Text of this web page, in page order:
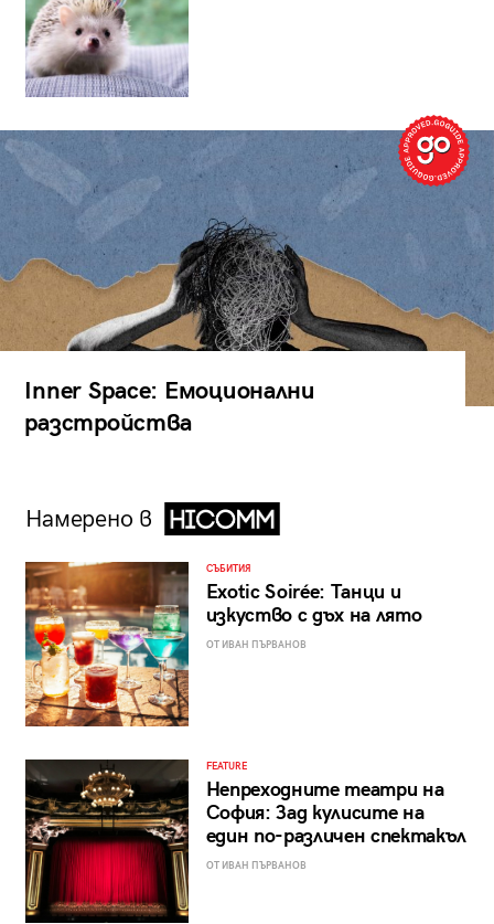
Inner Space: Емоционални
разстройства
Намерено в
СЪБИТИЯ
Exotic Soirée: Танци и
изкуство с дъх на лято
ОТ ИВАН ПЪРВАНОВ
FEATURE
Непреходните театри на
София: Зад кулисите на
един по-различен спектакъл
ОТ ИВАН ПЪРВАНОВ